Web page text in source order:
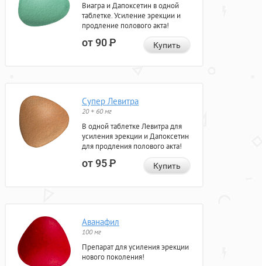
Виагра и Дапоксетин в одной
таблетке. Усиление эрекции и
продление полового акта!
от 90Р Купить
Супер Левитра
20 + 60 мг
В одной таблетке Левитра для
усиления эрекции и Дапоксетин
для продления полового акта!
от 95Р Купить
Аванафил
100 мг
Препарат для усиления эрекции
нового поколения!